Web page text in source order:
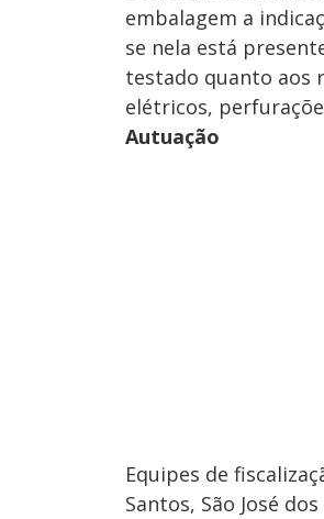
embalagem a
se nela está
testado quanto aos
elétricos,
Autuação
Equipes de
Santos, São José